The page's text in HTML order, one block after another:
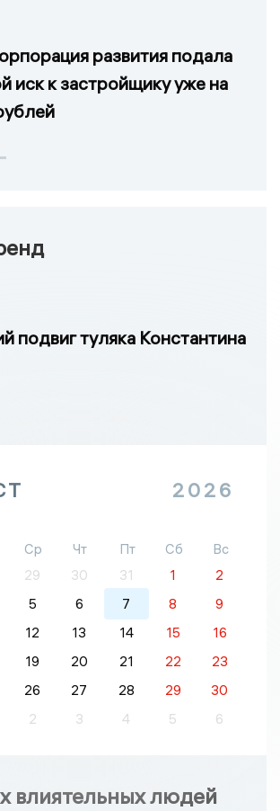
развития подала
иск к застройщику уже на
подвиг туляка Константина
2026
Ср Чт Пт Сб
Вс
29 30 31 1
2
5 6 7 8
9
12 13 14 15
16
19 20 21 22
23
26 27 28 29
30
2 3 4 5 6
влиятельных людей